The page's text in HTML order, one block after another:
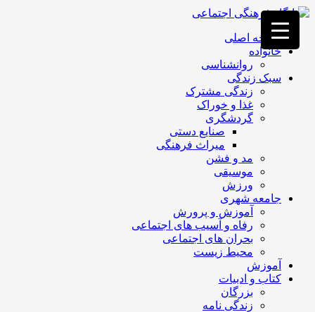
فصد
خون
غرب
تهران
خشکشویی
تصفیه
تهران
صفحه اصلی
خانواده
روانشناسی
سبک زندگی
زندگی مشترک
غذا و خوراک
گردشگری
صنایع دستی
میراث فرهنگی
مد و فشن
موسیقی
ورزش
جامعه شهری
آموزش و پرورش
رفاه و آسیب های اجتماعی
بحران های اجتماعی
محیط زیست
آموزش
کتاب و ادبیات
بزرگان
زندگی نامه